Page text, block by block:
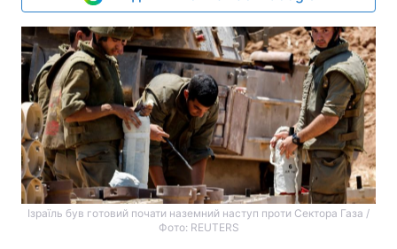
Ізраїль був готовий почати наземний наступ проти Сектора Газа /
Фото: REUTERS